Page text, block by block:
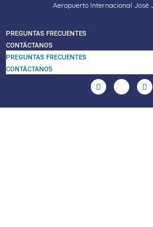
Aeropuerto Internacional José
PREGUNTAS FRECUENTES
CONTÁCTANOS
PREGUNTAS FRECUENTES
CONTÁCTANOS